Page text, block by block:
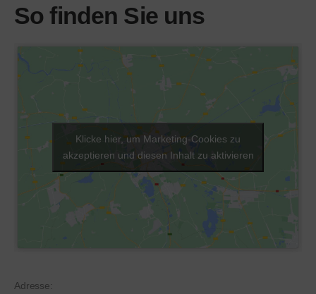
So finden Sie uns
Klicke hier, um Marketing-Cookies zu
akzeptieren und diesen Inhalt zu aktivieren
Adresse: